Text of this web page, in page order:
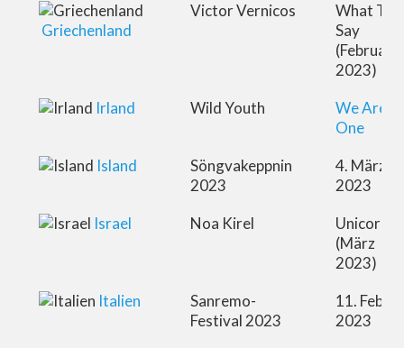
Griechenland
Victor Vernicos
What
Say
(Februar
2023)
Irland
Wild Youth
We Are
One
Island
Söngvakeppnin
2023
4. März
2023
Israel
Noa Kirel
Unicorn
(März
2023)
Italien
Sanremo-
Festival 2023
11.
2023